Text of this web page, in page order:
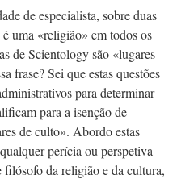
de especialista, sobre duas
uma «religião» em todos os
de Scientology são «lugares
frase? Sei que estas questões
para determinar
para a isenção de
de culto». Abordo estas
perícia ou perspetiva
filósofo da religião e da cultura,